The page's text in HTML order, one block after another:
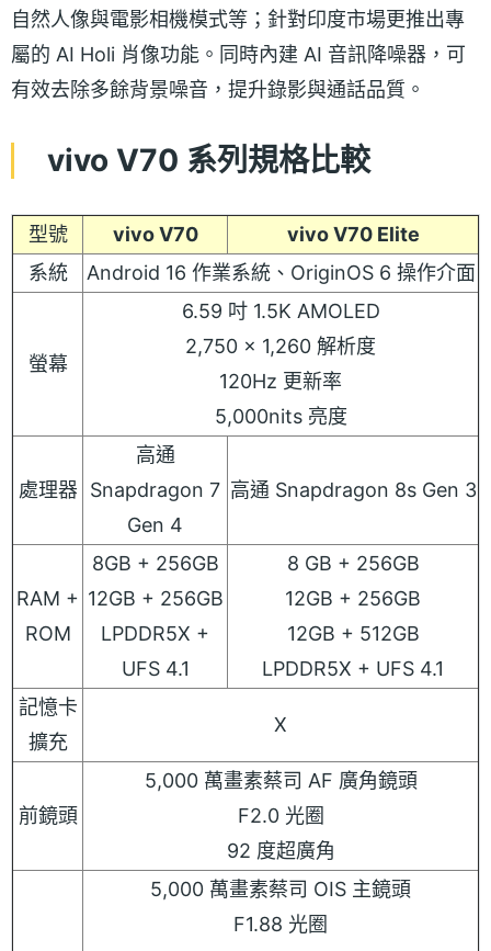
自然人像與電影相機模式等；針對印度市場更推出專
屬的 AI Holi 肖像功能。同時內建 AI 音訊降噪器，可
有效去除多餘背景噪音，提升錄影與通話品質。
vivo V70 系列規格比較
型號 vivo V70
vivo V70 Elite
系統
Android 16 作業系統、OriginOS 6 操作介面
螢幕
6.59 吋 1.5K AMOLED
2,750 × 1,260 解析度
120Hz 更新率
5,000nits 亮度
處理器
高通
Snapdragon 7
Gen 4
高通 Snapdragon 8s Gen 3
RAM +
ROM
8GB + 256GB
12GB + 256GB
LPDDR5X +
UFS 4.1
8 GB + 256GB
12GB + 256GB
12GB + 512GB
LPDDR5X + UFS 4.1
記憶卡
擴充
X
前鏡頭
5,000 萬畫素蔡司 AF 廣角鏡頭
F2.0 光圈
92 度超廣角
5,000 萬畫素蔡司 OIS 主鏡頭
F1.88 光圈